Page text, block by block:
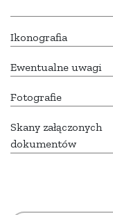
Ikonografia
Ewentualne uwagi
Fotografie
Skany załączonych
dokumentów